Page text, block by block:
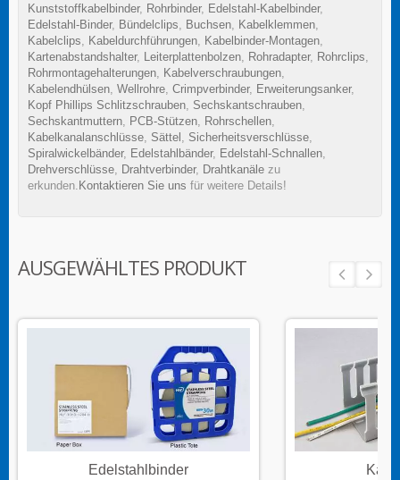
Kunststoffkabelbinder, Rohrbinder, Edelstahl-Kabelbinder,
Edelstahl-Binder, Bündelclips Buchsen Kabelklemmen
Kabelclips
Kabeldurchführungen Kabelbinder-Montagen
Kartenabstandshalter, Leiterplattenbolzen Rohradapter, Rohrclips
Rohrmontagehalterungen Kabelverschraubungen
Kabelendhülsen Wellrohre Crimpverbinder, Erweiterungsanker,
Kopf Phillips Schlitzschrauben Sechskantschrauben
Sechskantmuttern PCB-Stützen Rohrschellen
Kabelkanalanschlüsse Sättel Sicherheitsverschlüsse
Spiralwickelbänder, Edelstahlbänder, Edelstahl-Schnallen
Drehverschlüsse Drahtverbinder, Drahtkanäle zu
erkunden. Kontaktieren Sie uns für weitere Details!
AUSGEWÄHLTES PRODUKT
Edelstahlbinder